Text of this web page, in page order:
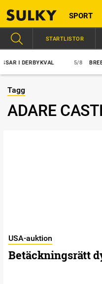
SPORT
DERBYKVAL
STARTLISTOR
Tagg
ADARE
USA-auktion
Betäckningsrätt